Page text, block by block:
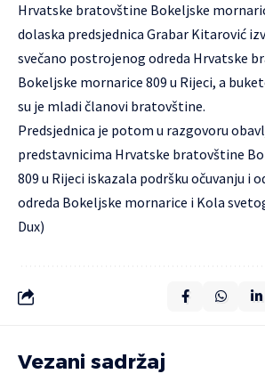
Hrvatske bratovštine Bokeljske
dolaska predsjednica Grabar Kitarović
svečano postrojenog odreda Hrvatske
Bokeljske mornarice 809 u Rijeci, a
su je mladi članovi bratovštine.
Predsjednica je potom u razgovoru
predstavnicima Hrvatske bratovštine
809 u Rijeci iskazala podršku očuvanju i
odreda Bokeljske mornarice i Kola
Dux)
Vezani sadržaj